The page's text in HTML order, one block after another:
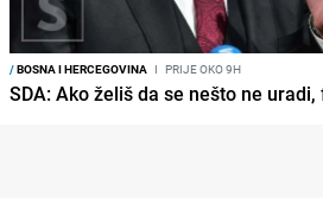
/BOSNA I HERCEGOVINA I PRIJE OKO 9H
SDA: Ako želiš da se nešto ne